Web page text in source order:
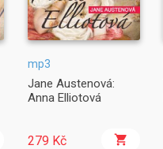
mp3
Jane Austenová:
Anna Elliotová
279 Kč